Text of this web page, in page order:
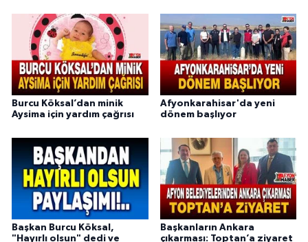
Burcu Köksal’dan minik
Aysima için yardım çağrısı
Afyonkarahisar'da yeni
dönem başlıyor
Başkan Burcu Köksal,
"Hayırlı olsun" dedi ve
Başkanların Ankara
çıkarması: Toptan’a ziyaret